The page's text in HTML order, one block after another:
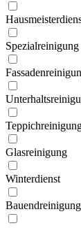
Spezial­reinigung
Glas­reinigung
Winter­dienst
Bauend­reinigung